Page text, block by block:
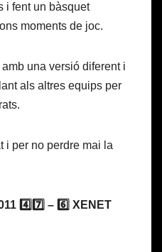
i fent un bàsquet
moments de joc.
una versió diferent i
als altres equips per
i per no perdre mai la
4️⃣7️⃣ – 6️⃣ XENET